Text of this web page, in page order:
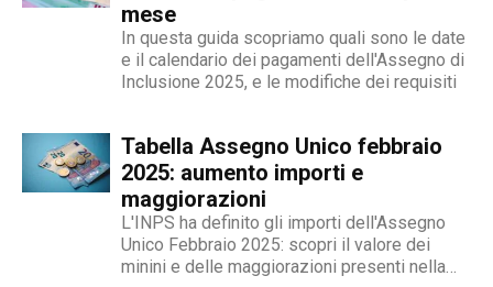
mese
In questa guida scopriamo quali sono le date
e il calendario dei pagamenti dell'Assegno di
Inclusione 2025, e le modifiche dei requisiti
Tabella Assegno Unico febbraio
2025: aumento importi e
maggiorazioni
L'INPS ha definito gli importi dell'Assegno
Unico Febbraio 2025: scopri il valore dei
minini e delle maggiorazioni presenti nella